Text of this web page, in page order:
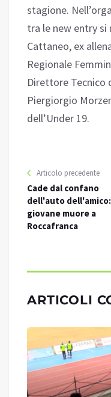
stagione.
tra le new entry si
Cattaneo, ex
Regionale
Direttore Tecnico
Piergiorgio
dell’Under 19.
Articolo precedente
Cade dal confano
dell'auto dell'amico:
giovane muore a
Roccafranca
ARTICOLI